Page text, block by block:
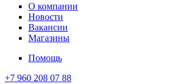
О компании
Новости
Вакансии
Магазины
Помощь
+7 960 208 07 88